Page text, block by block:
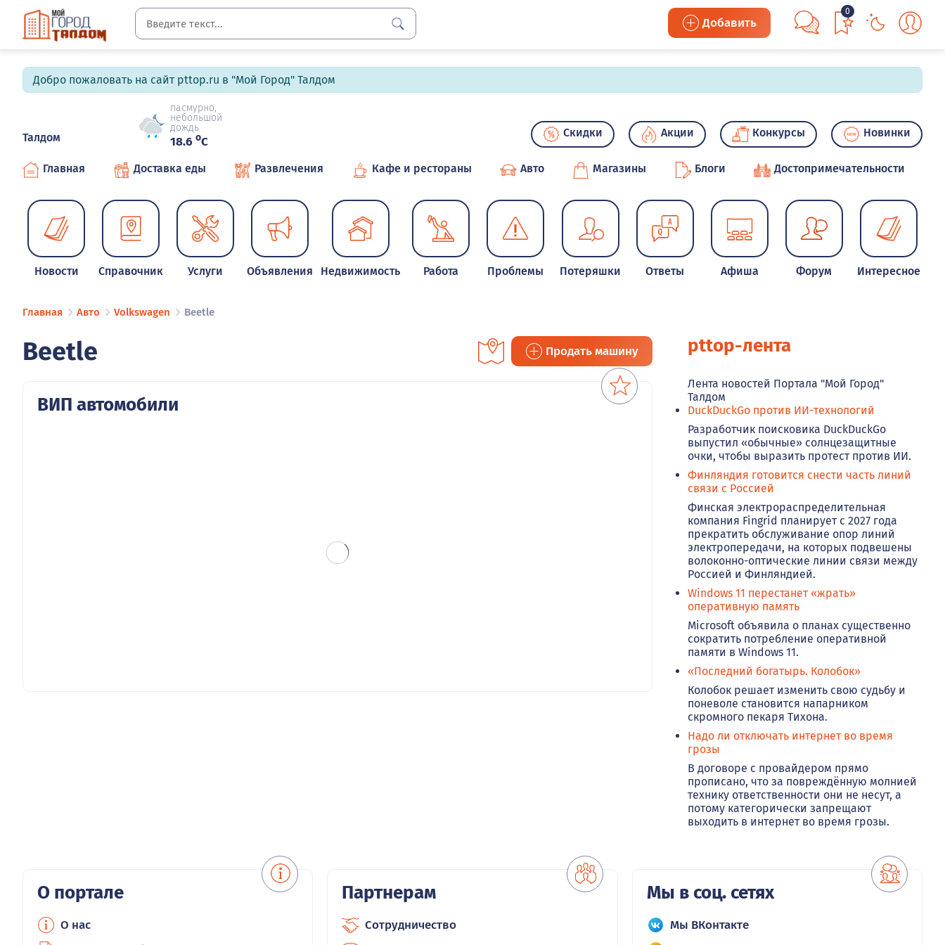
Добавить
0
Добро пожаловать на сайт pttop.ru в "Мой Город" Талдом
Талдом
пасмурно,
небольшой
дождь
18.6 oC
Скидки Акции Конкурсы Новинки
Главная Доставка еды Развлечения Кафе и рестораны Авто Магазины Блоги Достопримечательности
Новости Справочник Услуги Объявления Недвижимость Работа Проблемы Потеряшки Ответы Афиша Форум Интересное
Главная Авто Volkswagen Beetle
Beetle Продать машину
ВИП автомобили
pttop-лента
Лента новостей Портала "Мой Город"
Талдом
DuckDuckGo против ИИ-технологий
Разработчик поисковика DuckDuckGo
выпустил «обычные» солнцезащитные
очки, чтобы выразить протест против ИИ.
Финляндия готовится снести часть линий
связи с Россией
Финская электрораспределительная
компания Fingrid планирует с 2027 года
прекратить обслуживание опор линий
электропередачи, на которых подвешены
волоконно-оптические линии связи между
Россией и Финляндией.
Windows 11 перестанет «жрать»
оперативную память
Microsoft объявила о планах существенно
сократить потребление оперативной
памяти в Windows 11.
«Последний богатырь. Колобок»
Колобок решает изменить свою судьбу и
поневоле становится напарником
скромного пекаря Тихона.
Надо ли отключать интернет во время
грозы
В договоре с провайдером прямо
прописано, что за повреждённую молнией
технику ответственности они не несут, а
потому категорически запрещают
выходить в интернет во время грозы.
О портале
О нас
Партнерам
Сотрудничество
Мы в соц. сетях
Мы ВКонтакте